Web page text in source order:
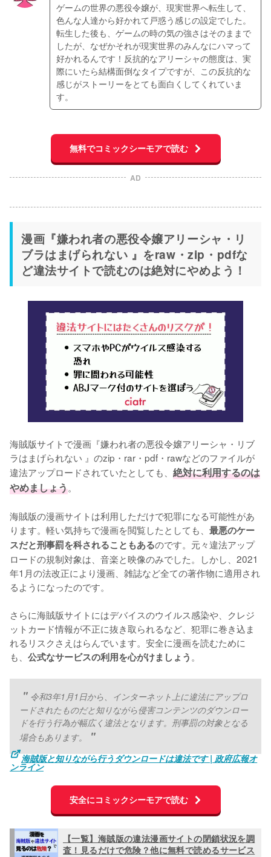
ゲームの世界の悪役令嬢が、現実世界へ転生して、
色んな人達から好かれて戸惑う感じの設定でした。
転生した後も、ゲームの時の気の強さはそのままで
したが、なぜかそれが現実世界のみんなにハマって
好かれるんです！反抗的なアリーシャの態度は、実
際にいたら結構面倒なタイプですが、この反抗的な
感じがストーリーをとても面白くしてくれていま
す。
無料でコミックシーモアで読む
AD
漫画『嫌われ者の悪役令嬢アリーシャ・リ
ブラはまげられない 』をraw・zip・pdfな
ど違法サイトで読むのは絶対にやめよう！
海賊版サイトで漫画『嫌われ者の悪役令嬢アリーシャ・リブ
ラはまげられない 』のzip・rar・pdf・rawなどのファイルが
違法アップロードされていたとしても、 絶対に利用するのは
やめましょう。
海賊版の漫画サイトは利用しただけで犯罪になる可能性があ
ります。軽い気持ちで漫画を閲覧したとしても、 最悪のケー
スだと刑事罰を科されることもあるのです。元々違法アップ
ロードの規制対象は、音楽と映像のみでした。しかし、2021
年1月の法改正により漫画、雑誌など全ての著作物に適用され
るようになったのです。
さらに海賊版サイトにはデバイスのウイルス感染や、クレジ
ットカード情報が不正に抜き取られるなど、犯罪に巻き込ま
れるリスクさえはらんでいます。安全に漫画を読むために
も、 公式なサービスの利用を心がけましょう 。
令和3年1月1日から、インターネット上に違法にアップロ
ードされたものだと知りながら侵害コンテンツのダウンロー
ドを行う行為が幅広く違法となります。刑事罰の対象となる
場合もあります。
海賊版と知りながら行うダウンロードは違法です | 政府広報オ
ンライン
安全にコミックシーモアで読む
【一覧】海賊版の違法漫画サイトの閉鎖状況を調
査！見るだけで危険？他に無料で読めるサービス